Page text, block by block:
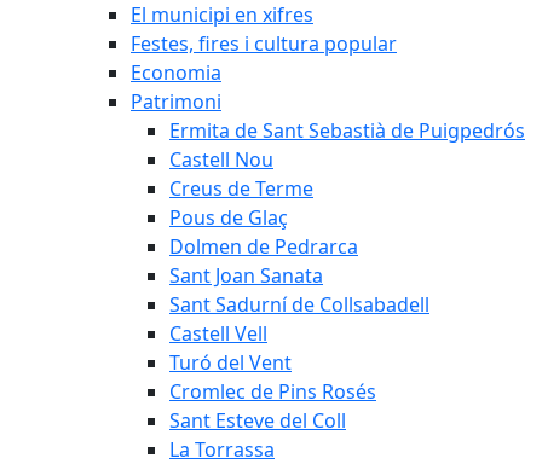
El municipi en xifres
Festes, fires i cultura popular
Economia
Patrimoni
Ermita de Sant Sebastià de Puigpedrós
Castell Nou
Creus de Terme
Pous de Glaç
Dolmen de Pedrarca
Sant Joan Sanata
Sant Sadurní de Collsabadell
Castell Vell
Turó del Vent
Cromlec de Pins Rosés
Sant Esteve del Coll
La Torrassa